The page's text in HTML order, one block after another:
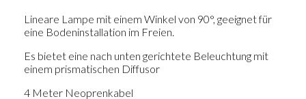
Lineare Lampe mit einem Winkel von 90°, geeignet für
eine Bodeninstallation im Freien.
Es bietet eine nach unten gerichtete Beleuchtung mit
einem prismatischen Diffusor
4 Meter Neoprenkabel